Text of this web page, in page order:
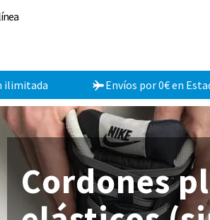
ilimitada Envíos por 0€en
Cordones